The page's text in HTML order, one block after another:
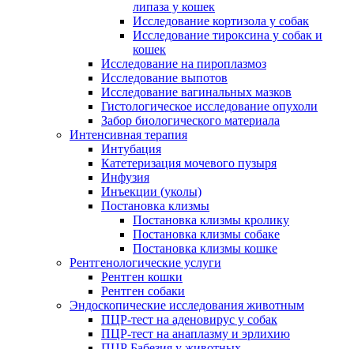
липаза у кошек
Исследование кортизола у собак
Исследование тироксина у собак и
кошек
Исследование на пироплазмоз
Исследование выпотов
Исследование вагинальных мазков
Гистологическое исследование опухоли
Забор биологического материала
Интенсивная терапия
Интубация
Катетеризация мочевого пузыря
Инфузия
Инъекции (уколы)
Постановка клизмы
Постановка клизмы кролику
Постановка клизмы собаке
Постановка клизмы кошке
Рентгенологические услуги
Рентген кошки
Рентген собаки
Эндоскопические исследования животным
ПЦР-тест на аденовирус у собак
ПЦР-тест на анаплазму и эрлихию